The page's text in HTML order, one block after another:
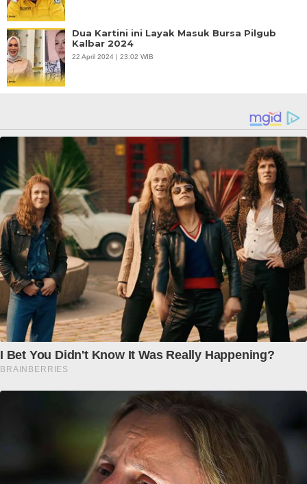
Dua Kartini ini Layak Masuk Bursa Pilgub
Kalbar 2024
22 April 2024 | 23:02 WIB